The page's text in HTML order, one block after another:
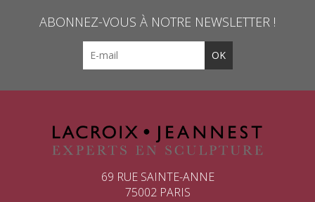
ABONNEZ-VOUS À NOTRE NEWSLETTER !
69 RUE SAINTE-ANNE
75002 PARIS